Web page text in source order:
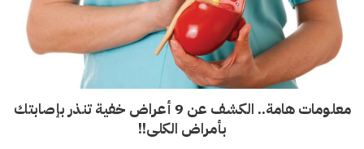
معلومات هامة.. الكشف عن 9 أعراض خفية تنذر بإصابتك
بأمراض الكلى!!